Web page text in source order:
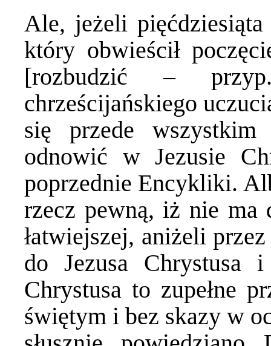
Ale, jeżeli
który obwieścił
[rozbudzić –
chrześcijańskiego
się przede
odnowić w Jezusie
poprzednie Encykliki.
rzecz pewną, iż nie ma
łatwiejszej, aniżeli
do Jezusa Chrystusa
Chrystusa to zupełne
świętym i bez skazy w